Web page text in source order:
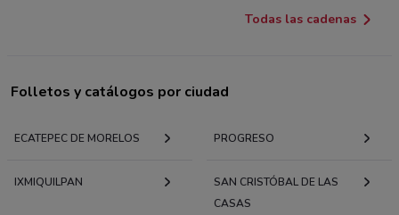
Todas las cadenas
Folletos y catálogos por ciudad
ECATEPEC DE MORELOS PROGRESO
IXMIQUILPAN
SAN CRISTÓBAL DE LAS
CASAS